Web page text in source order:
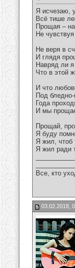
Я исчезаю,
Всё тише
Прощая –
Не
Не веря в
И глядя
Навряд ли
Что в этой
И что
Под
Года
И мы
Прощай,
Я буду
Я жил, чтоб
Я жил ради
Все, кто
03.02.2018,